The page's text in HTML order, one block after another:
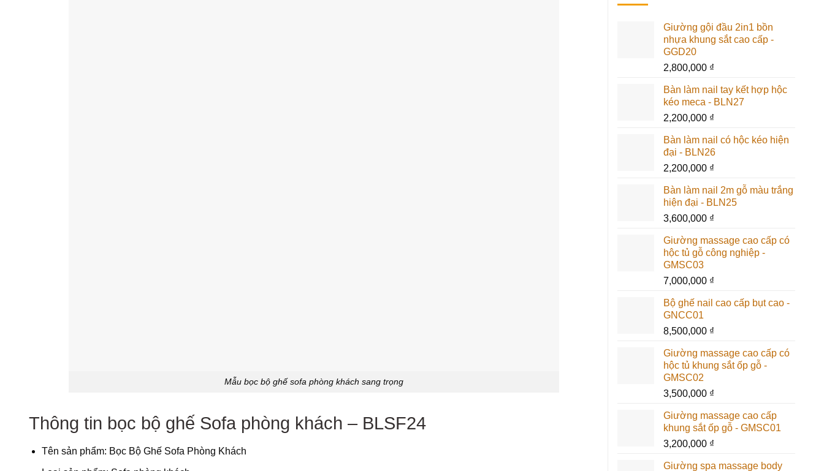
Giường gội đầu 2in1 bồn
nhựa khung sắt cao cấp -
GGD20
2,800,000 ₫
Bàn làm nail tay kết hợp hộc
kéo meca - BLN27
2,200,000 ₫
Bàn làm nail có hộc kéo hiện
đại - BLN26
2,200,000 ₫
Bàn làm nail 2m gỗ màu trắng
hiện đại - BLN25
3,600,000 ₫
Giường massage cao cấp có
hộc tủ gỗ công nghiệp -
GMSC03
7,000,000 ₫
Bộ ghế nail cao cấp bụt cao -
GNCC01
8,500,000 ₫
Giường massage cao cấp có
hộc tủ khung sắt ốp gỗ -
GMSC02
3,500,000 ₫
Giường massage cao cấp
khung sắt ốp gỗ - GMSC01
3,200,000 ₫
Giường spa massage body
Mẫu bọc bộ ghế sofa phòng khách sang trọng
Thông tin bọc bộ ghế Sofa phòng khách – BLSF24
Tên sản phẩm: Bọc Bộ Ghế Sofa Phòng Khách